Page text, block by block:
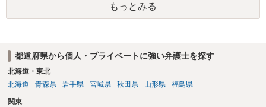
もっとみる
都道府県から個人・プライベートに強い弁護士を探す
北海道・東北
北海道
青森県 岩手県 宮城県 秋田県 山形県 福島県
関東